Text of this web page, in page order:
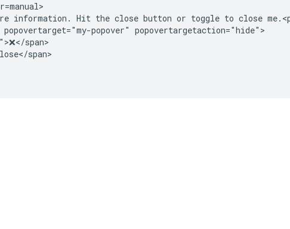
information. Hit the close button or toggle to close
popover" popovertargetaction="hide">
span>
span>